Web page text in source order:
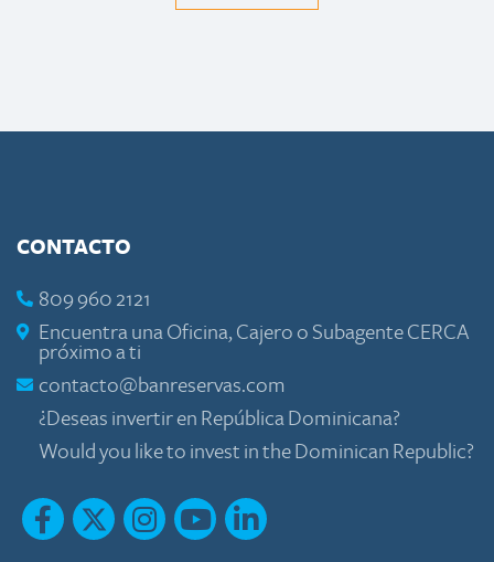
CONTACTO
809 960 2121
Encuentra una Oficina, Cajero o Subagente CERCA
próximo a ti
contacto@banreservas.com
¿Deseas invertir en República Dominicana?
Would you like to invest in the Dominican Republic?